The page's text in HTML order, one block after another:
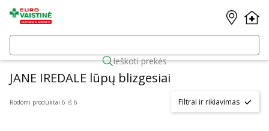
Ieškoti prekės
JANE IREDALE lūpų blizgesiai
Rodomi produktai 6 iš 6 Filtrai ir rikiavimas